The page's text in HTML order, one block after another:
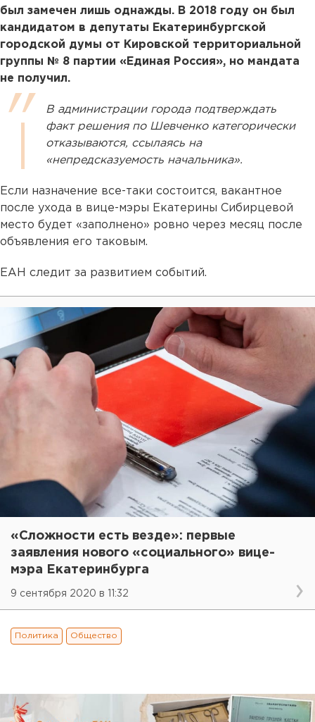
был замечен лишь однажды. В 2018 году он был
кандидатом в депутаты Екатеринбургской
городской думы от Кировской территориальной
группы № 8 партии «Единая Россия», но мандата
не получил.
В администрации города подтверждать
факт решения по Шевченко категорически
отказываются, ссылаясь на
«непредсказуемость начальника».
Если назначение все-таки состоится, вакантное
после ухода в вице-мэры Екатерины Сибирцевой
место будет «заполнено» ровно через месяц после
объявления его таковым.
ЕАН следит за развитием событий.
«Сложности есть везде»: первые
заявления нового «социального» вице-
мэра Екатеринбурга
9 сентября 2020 в 11:32
Политика Общество